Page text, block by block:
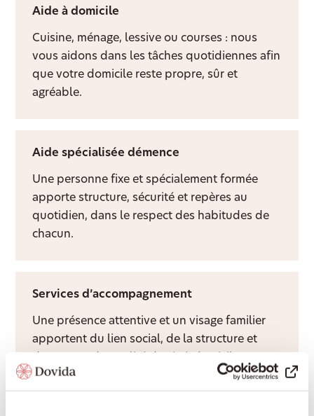
Aide à domicile
Cuisine, ménage, lessive ou courses : nous
vous aidons dans les tâches quotidiennes afin
que votre domicile reste propre, sûr et
agréable.
Aide spécialisée démence
Une personne fixe et spécialement formée
apporte structure, sécurité et repères au
quotidien, dans le respect des habitudes de
chacun.
Services d’accompagnement
Une présence attentive et un visage familier
apportent du lien social, de la structure et